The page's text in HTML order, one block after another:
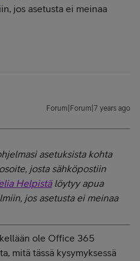
jos asetusta ei meinaa
Forum|Forum|7 years ago
asetuksista kohta
josta sähköpostiin
Helpistälöytyy apua
jos asetusta ei meinaa
ole Office 365
mitä tässä kysymyksessä